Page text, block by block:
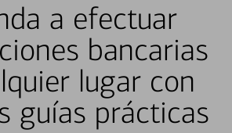
a efectuar
bancarias
lugar con
guías prácticas